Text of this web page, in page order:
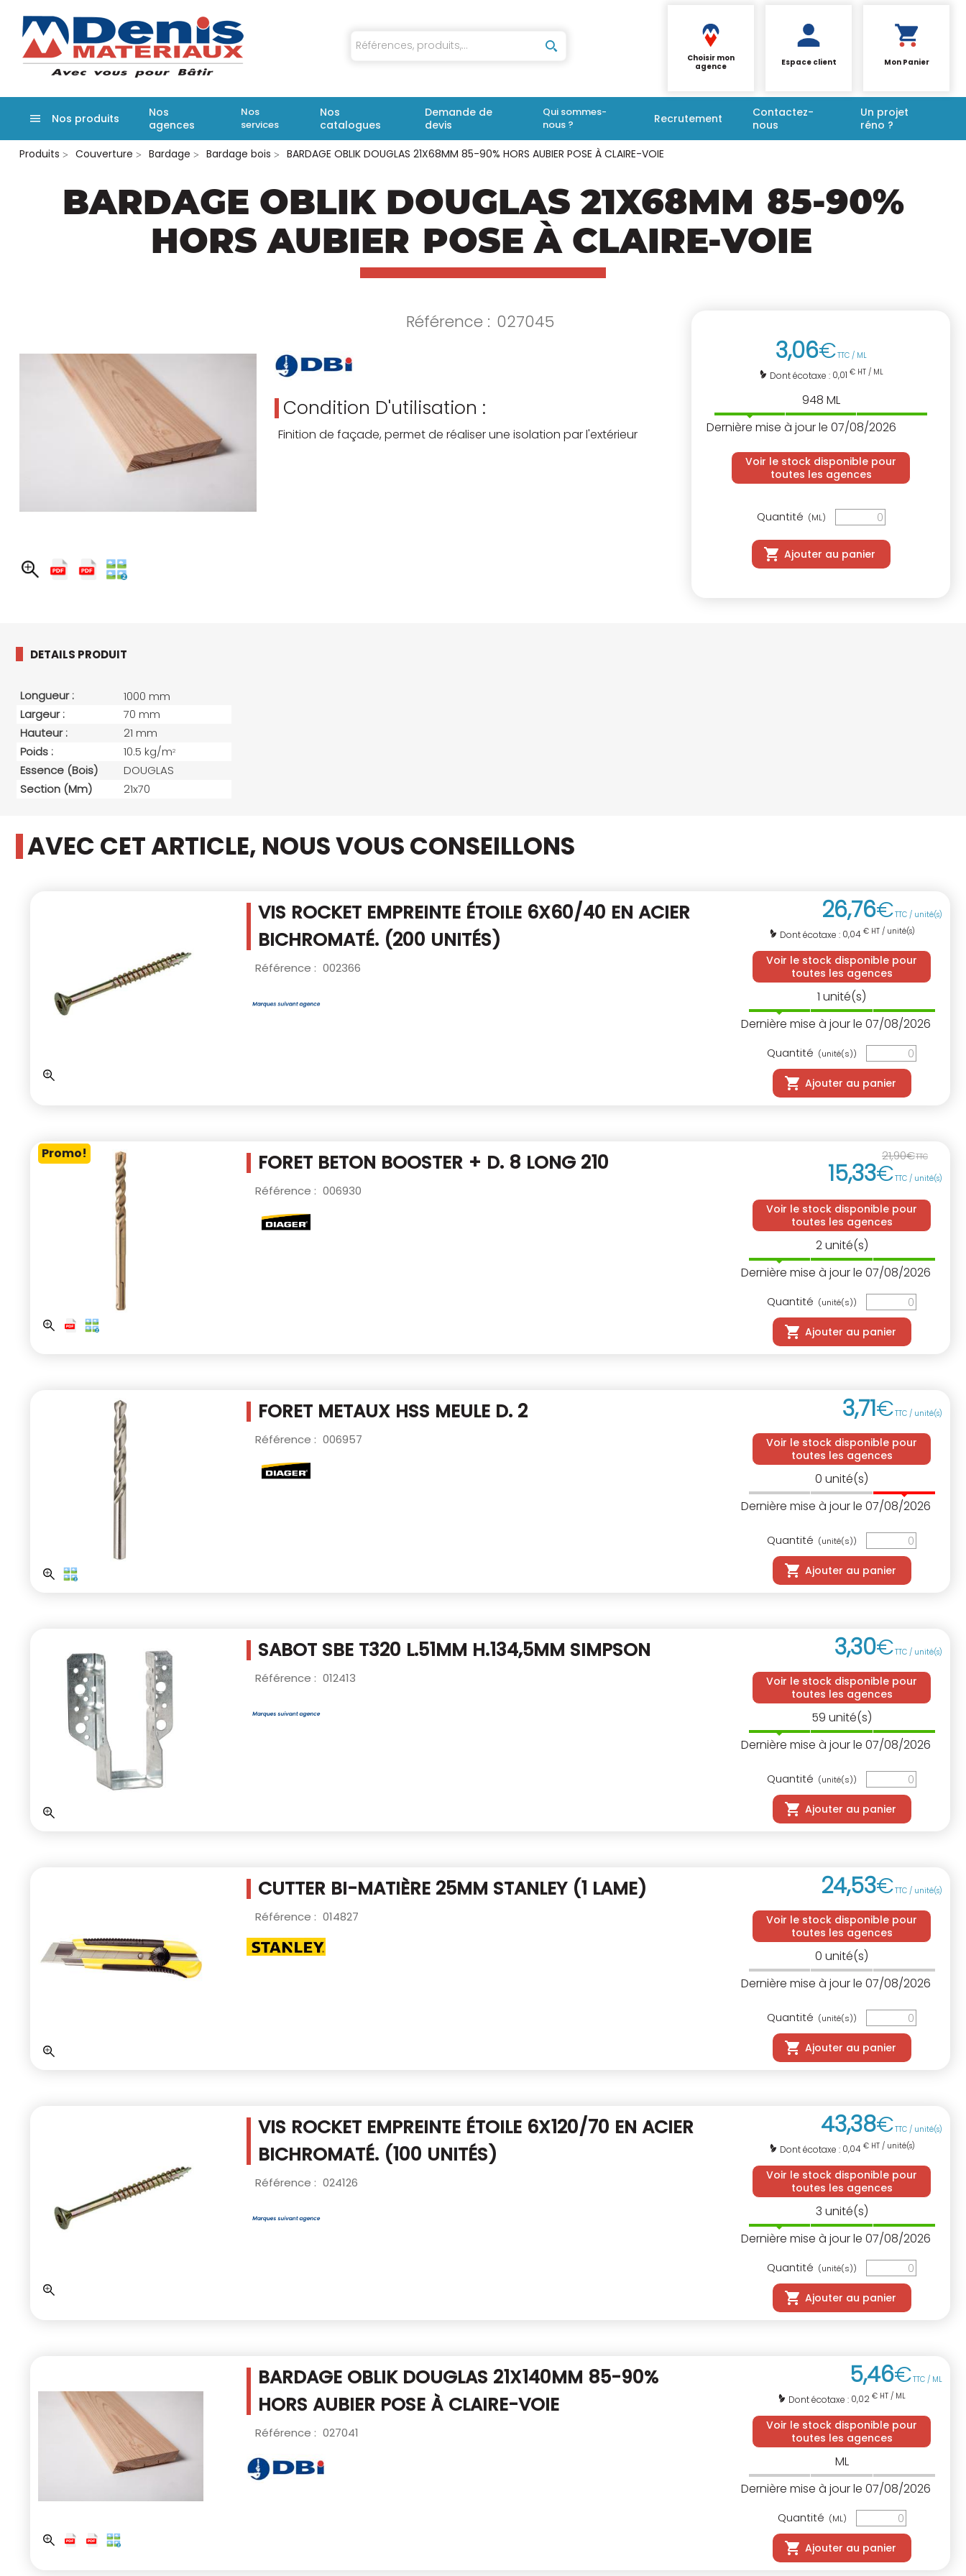
Aller
Choisir mon
agence
Espace client Mon Panier
Nos produits
Nos
agences
Nos
services
Nos
catalogues
Demande de
devis
Qui sommes-
nous ?
Recrutement
Contactez-
nous
Un projet
réno ?
Produits
Couverture Bardage Bardage bois BARDAGE OBLIK DOUGLAS 21X68MM 85-90% HORS AUBIER POSE À CLAIRE-VOIE
BARDAGE OBLIK DOUGLAS 21X68MM 85-90%
HORS AUBIER POSE À CLAIRE-VOIE
Référence : 027045
Condition D'utilisation :
Finition de façade, permet de réaliser une isolation par l'extérieur
3,06€TTC / ML
Dont écotaxe : 0,01 € HT / ML
948 ML
Dernière mise à jour le 07/08/2026
Voir le stock disponible pour
toutes les agences
Quantité (ML)
Ajouter au panier
DETAILS PRODUIT
Longueur :
1000 mm
Largeur :
70 mm
Hauteur :
21 mm
Poids :
10.5 kg/m2
Essence (bois)
DOUGLAS
Section (mm)
21x70
AVEC CET ARTICLE, NOUS VOUS CONSEILLONS
VIS ROCKET EMPREINTE ÉTOILE 6X60/40 EN ACIER
BICHROMATÉ. (200 UNITÉS)
Référence : 002366
26,76€TTC / unité(s)
Dont écotaxe : 0,04 € HT / unité(s)
Voir le stock disponible pour
toutes les agences
1 unité(s)
Dernière mise à jour le 07/08/2026
Quantité (unité(s))
Ajouter au panier
Promo! FORET BETON BOOSTER + D. 8 LONG 210
Référence : 006930
21,90€TTC
15,33€TTC / unité(s)
Voir le stock disponible pour
toutes les agences
2unité(s)
Dernière mise à jour le 07/08/2026
Quantité (unité(s))
Ajouter au panier
FORET METAUX HSS MEULE D. 2
Référence : 006957
3,71€TTC / unité(s)
Voir le stock disponible pour
toutes les agences
0 unité(s)
Dernière mise à jour le 07/08/2026
Quantité (unité(s))
Ajouter au panier
SABOT SBE T320 L.51MM H.134,5MM SIMPSON
Référence : 012413
3,30€TTC / unité(s)
Voir le stock disponible pour
toutes les agences
59 unité(s)
Dernière mise à jour le 07/08/2026
Quantité (unité(s))
Ajouter au panier
CUTTER BI-MATIÈRE 25MM STANLEY (1 LAME)
Référence : 014827
24,53€TTC / unité(s)
Voir le stock disponible pour
toutes les agences
0 unité(s)
Dernière mise à jour le 07/08/2026
Quantité (unité(s))
Ajouter au panier
VIS ROCKET EMPREINTE ÉTOILE 6X120/70 EN ACIER
BICHROMATÉ. (100 UNITÉS)
Référence : 024126
43,38€TTC / unité(s)
Dont écotaxe : 0,04 € HT / unité(s)
Voir le stock disponible pour
toutes les agences
3 unité(s)
Dernière mise à jour le 07/08/2026
Quantité (unité(s))
Ajouter au panier
BARDAGE OBLIK DOUGLAS 21X140MM 85-90%
HORS AUBIER POSE À CLAIRE-VOIE
Référence : 027041
5,46€TTC / ML
Dont écotaxe : 0,02 € HT / ML
Voir le stock disponible pour
toutes les agences
ML
Dernière mise à jour le 07/08/2026
Quantité (ML)
Ajouter au panier